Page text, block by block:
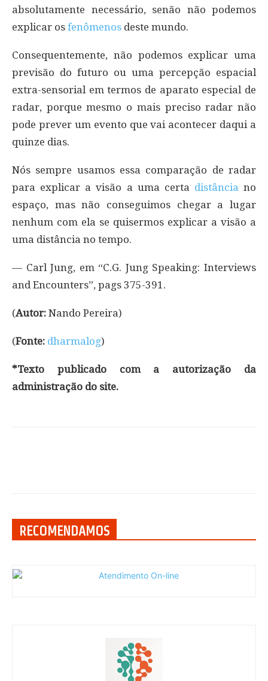
absolutamente necessário, senão não podemos
explicar os fenômenos deste mundo.
Consequentemente, não podemos explicar uma
previsão do futuro ou uma percepção espacial
extra-sensorial em termos de aparato especial de
radar, porque mesmo o mais preciso radar não
pode prever um evento que vai acontecer daqui a
quinze dias.
Nós sempre usamos essa comparação de radar
para explicar a visão a uma certa distância no
espaço, mas não conseguimos chegar a lugar
nenhum com ela se quisermos explicar a visão a
uma distância no tempo.
— Carl Jung, em “C.G. Jung Speaking: Interviews
and Encounters”, pags 375-391.
(Autor: Nando Pereira)
(Fonte: dharmalog)
*Texto publicado com a autorização da
administração do site.
RECOMENDAMOS